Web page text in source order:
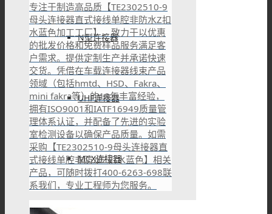
N型连接器
UHF连接器
MCX连接器
专注于制造高品质【TE2302510-9
母头连接器直式接线单腔非防水Z扣
水蓝色加工工厂】，致力于以优惠
的批发价格和免费样品服务满足客
户需求。提供定制生产并承诺快速
交货。凭借在车载连接器线束产品
领域（包括hmtd、HSD、Fakra、
mini fakra等）的18年丰富经验，
拥有ISO9001和IATF16949质量管
理体系认证，并配备了先进的实验
室检测设备以确保产品质量。如需
采购【TE2302510-9母头连接器直
式接线单腔非防水Z扣水蓝色】相关
产品，可随时拨打400-6263-698联
系我们，专业工程师为您服务。